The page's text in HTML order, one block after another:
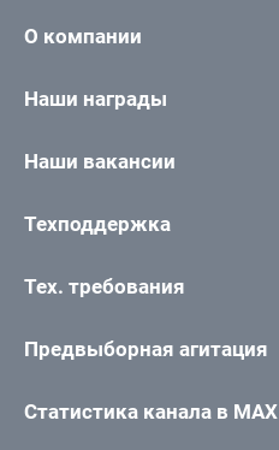
О компании
Наши награды
Наши вакансии
Техподдержка
Тех. требования
Предвыборная агитация
Статистика канала в MAX